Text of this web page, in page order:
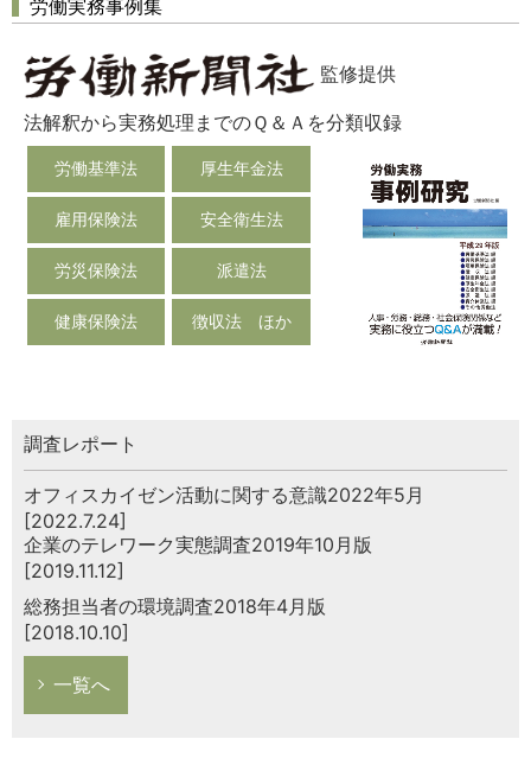
労働実務事例集
監修提供
法解釈から実務処理までのＱ＆Ａを分類収録
労働基準法 厚生年金法
雇用保険法 安全衛生法
労災保険法 派遣法
健康保険法 徴収法 ほか
調査レポート
オフィスカイゼン活動に関する意識2022年5月
[2022.7.24]
企業のテレワーク実態調査2019年10月版
[2019.11.12]
総務担当者の環境調査2018年4月版
[2018.10.10]
一覧へ